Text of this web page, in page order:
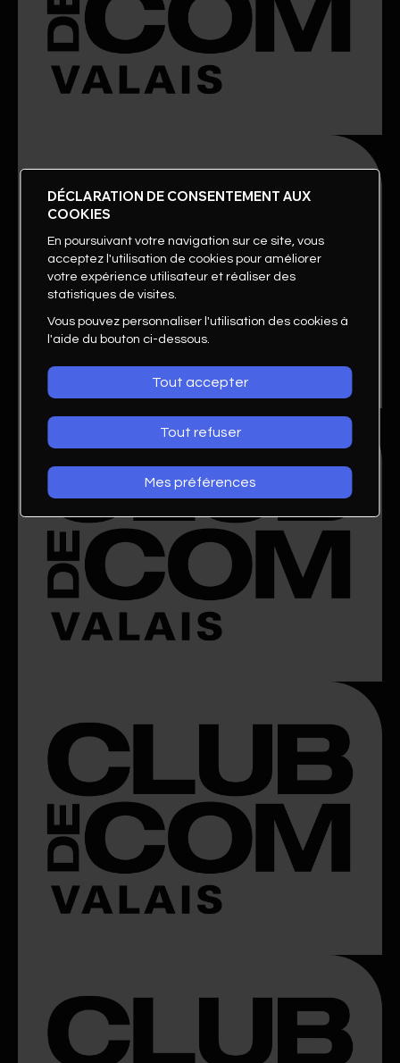
DÉCLARATION DE CONSENTEMENT AUX
COOKIES
En poursuivant votre navigation sur ce site, vous
acceptez l'utilisation de cookies pour améliorer
votre expérience utilisateur et réaliser des
statistiques de visites.
Vous pouvez personnaliser l'utilisation des cookies à
l'aide du bouton ci-dessous.
Tout accepter
Tout refuser
Mes préférences